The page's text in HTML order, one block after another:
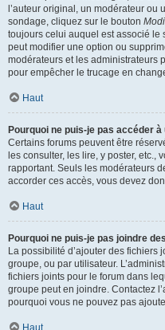
l’auteur original, un modérateur ou
sondage, cliquez sur le bouton
toujours celui auquel est associé le
peut modifier une option ou
modérateurs et les administrateurs
pour empêcher le trucage en
Haut
Pourquoi ne puis-je pas accéder à
Certains forums peuvent être
les consulter, les lire, y poster, etc.,
rapportant. Seuls les modérateurs
accorder ces accès, vous devez
Haut
Pourquoi ne puis-je pas joindre
La possibilité d’ajouter des fichiers
groupe, ou par utilisateur.
fichiers joints pour le forum dans
groupe peut en joindre. Contactez
pourquoi vous ne pouvez pas
Haut